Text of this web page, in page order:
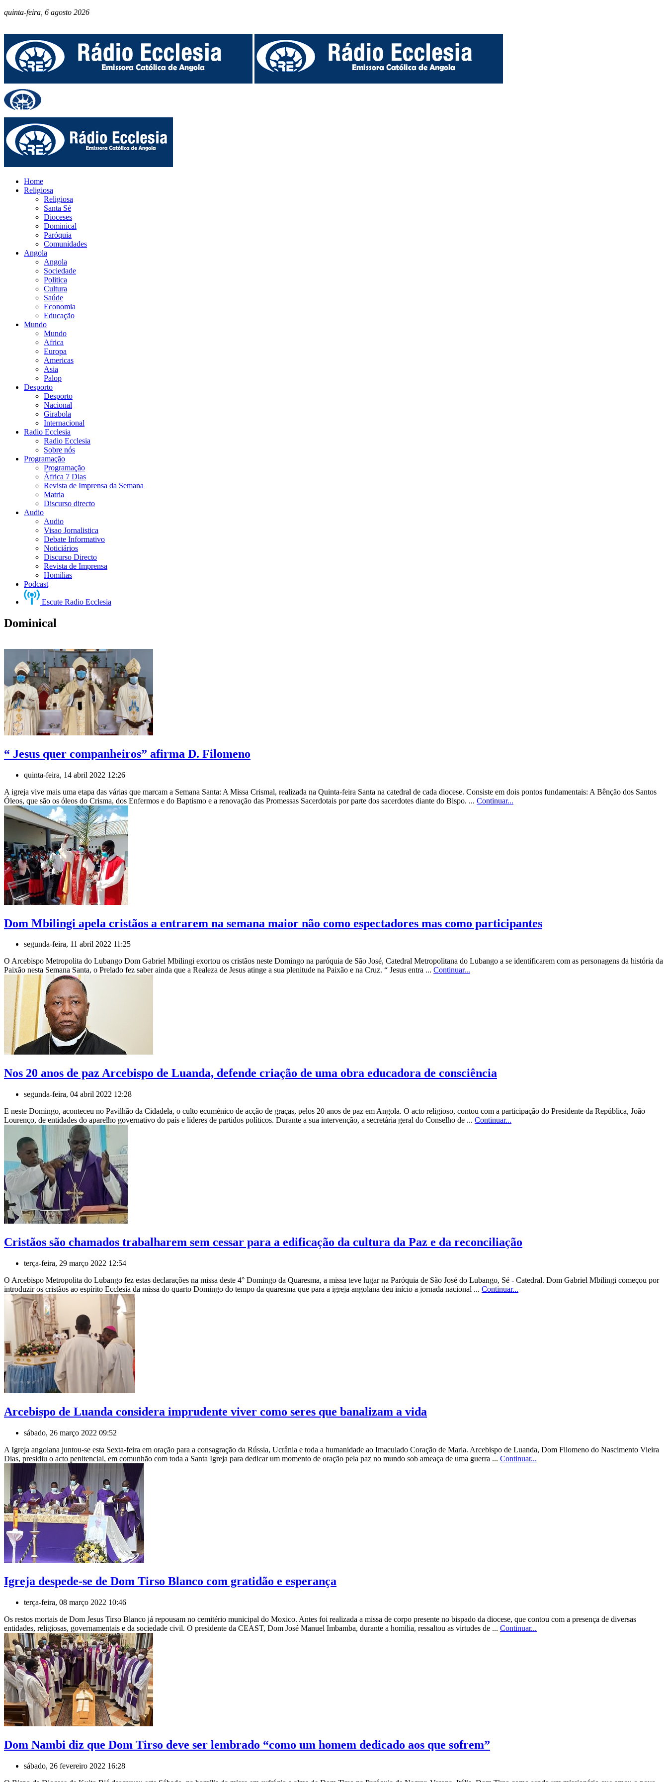
quinta-feira, 6 agosto 2026
Home
Religiosa
Religiosa
Santa Sé
Dioceses
Dominical
Paróquia
Comunidades
Angola
Angola
Sociedade
Politica
Cultura
Saúde
Economia
Educação
Mundo
Mundo
Africa
Europa
Americas
Asia
Palop
Desporto
Desporto
Nacional
Girabola
Internacional
Radio Ecclesia
Radio Ecclesia
Sobre nós
Programação
Programação
África 7 Dias
Revista de Imprensa da Semana
Matria
Discurso directo
Audio
Audio
Visao Jornalistica
Debate Informativo
Noticiários
Discurso Directo
Revista de Imprensa
Homilias
Podcast
Escute Radio Ecclesia
Dominical
“ Jesus quer companheiros” afirma D. Filomeno
quinta-feira, 14 abril 2022 12:26
A igreja vive mais uma etapa das várias que marcam a Semana Santa: A Missa Crismal, realizada na Quinta-feira Santa na catedral de cada diocese. Consiste em dois pontos fundamentais: A Bênção dos Santos
Óleos, que são os óleos do Crisma, dos Enfermos e do Baptismo e a renovação das Promessas Sacerdotais por parte dos sacerdotes diante do Bispo. ... Continuar...
Dom Mbilingi apela cristãos a entrarem na semana maior não como espectadores mas como participantes
segunda-feira, 11 abril 2022 11:25
O Arcebispo Metropolita do Lubango Dom Gabriel Mbilingi exortou os cristãos neste Domingo na paróquia de São José, Catedral Metropolitana do Lubango a se identificarem com as personagens da história da
Paixão nesta Semana Santa, o Prelado fez saber ainda que a Realeza de Jesus atinge a sua plenitude na Paixão e na Cruz. “ Jesus entra ... Continuar...
Nos 20 anos de paz Arcebispo de Luanda, defende criação de uma obra educadora de consciência
segunda-feira, 04 abril 2022 12:28
E neste Domingo, aconteceu no Pavilhão da Cidadela, o culto ecuménico de acção de graças, pelos 20 anos de paz em Angola. O acto religioso, contou com a participação do Presidente da República, João
Lourenço, de entidades do aparelho governativo do país e líderes de partidos políticos. Durante a sua intervenção, a secretária geral do Conselho de ... Continuar...
Cristãos são chamados trabalharem sem cessar para a edificação da cultura da Paz e da reconciliação
terça-feira, 29 março 2022 12:54
O Arcebispo Metropolita do Lubango fez estas declarações na missa deste 4° Domingo da Quaresma, a missa teve lugar na Paróquia de São José do Lubango, Sé - Catedral. Dom Gabriel Mbilingi começou por
introduzir os cristãos ao espírito Ecclesia da missa do quarto Domingo do tempo da quaresma que para a igreja angolana deu início a jornada nacional ... Continuar...
Arcebispo de Luanda considera imprudente viver como seres que banalizam a vida
sábado, 26 março 2022 09:52
A Igreja angolana juntou-se esta Sexta-feira em oração para a consagração da Rússia, Ucrânia e toda a humanidade ao Imaculado Coração de Maria. Arcebispo de Luanda, Dom Filomeno do Nascimento Vieira
Dias, presidiu o acto penitencial, em comunhão com toda a Santa Igreja para dedicar um momento de oração pela paz no mundo sob ameaça de uma guerra ... Continuar...
Igreja despede-se de Dom Tirso Blanco com gratidão e esperança
terça-feira, 08 março 2022 10:46
Os restos mortais de Dom Jesus Tirso Blanco já repousam no cemitério municipal do Moxico. Antes foi realizada a missa de corpo presente no bispado da diocese, que contou com a presença de diversas
entidades, religiosas, governamentais e da sociedade civil. O presidente da CEAST, Dom José Manuel Imbamba, durante a homilia, ressaltou as virtudes de ... Continuar...
Dom Nambi diz que Dom Tirso deve ser lembrado “como um homem dedicado aos que sofrem”
sábado, 26 fevereiro 2022 16:28